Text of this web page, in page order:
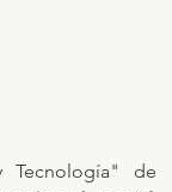
Tecnología" de